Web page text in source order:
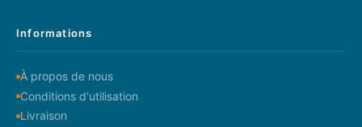
Informations
À propos de nous
Conditions d'utilisation
Livraison